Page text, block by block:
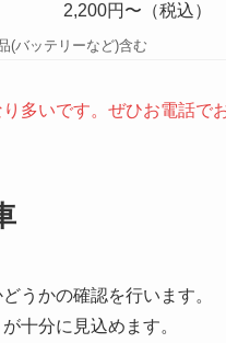
2,200円〜（税込）
(バッテリーなど)含む
多いです。ぜひお電話で
うかの確認を行います。
十分に見込めます。